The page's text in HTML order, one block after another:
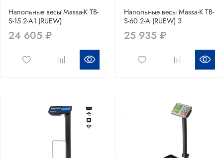
Напольные весы Massa-K TB-
S-15.2-A1 (RUEW)
24 605 ₽
Напольные весы Massa-K TB-
S-60.2-A (RUEW) 3
25 935 ₽